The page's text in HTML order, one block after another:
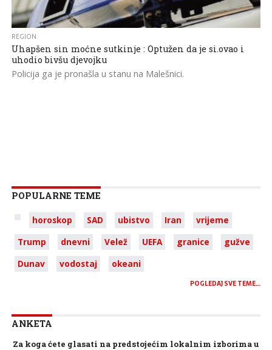
REGION
Uhapšen sin moćne sutkinje : Optužen da je si.ovao i
uhodio bivšu djevojku
Policija ga je pronašla u stanu na Malešnici.
POPULARNE TEME
horoskop SAD ubistvo Iran
vrijeme
Trump
dnevni Velež UEFA granice
gužve
Dunav
vodostaj okeani
POGLEDAJ SVE TEME…
ANKETA
Za koga ćete glasati na predstojećim lokalnim izborima u